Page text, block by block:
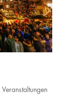
Veranstaltungen